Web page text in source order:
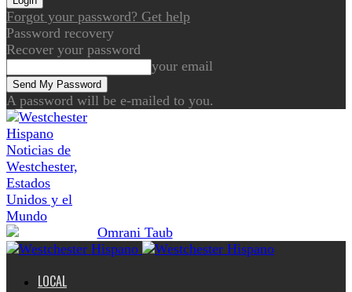
Forgot your password? Get help
Password recovery
Recover your password
your email
A password will be e-mailed to you.
Noticias de
Westchester,
Estados
Unidos y el
Mundo
LOCAL